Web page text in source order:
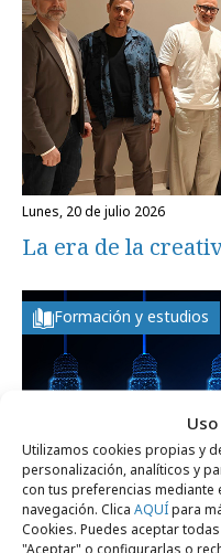
Utilizamos cookies propias y
personalización, analíticos y
con tus preferencias
navegación. Clica AQUÍpara
Cookies. Puedes aceptar
"Aceptar" o configurarlas o
lunes, 20 de julio 2026
La era de la
Formación y estudios